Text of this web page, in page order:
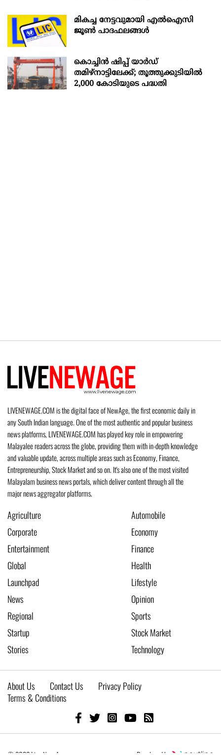
മികച്ച നേട്ടവുമായി എൽഐസി
ജൂൺ പാദഫലങ്ങൾ
കൊച്ചിന്‍ ഷിപ്പ് യാർഡ്
തമിഴ്നാട്ടിലേക്ക്; തൂത്തുക്കുടിയിൽ
2,000 കോടിയുടെ പദ്ധതി
LIVENEWAGE.COM is the digital face of NewAge, the first economic daily in
any South Indian language. One of the most authentic and popular business
news platforms, LIVENEWAGE.COM has played key role in empowering
Malayalee readers across the globe, providing them with in-depth knowledge
and valuable update, across multiple areas such as Economy, Finance,
Entrepreneurship, Stock Market and so on. It's also one of the most visited
Malayalam business news portals, which deliver content through all the
major news aggregator platforms.
Agriculture
Automobile
Corporate
Economy
Entertainment
Finance
Global
Health
Launchpad
Lifestyle
News
Opinion
Regional
Sports
Startup
Stock Market
Stories
Technology
About Us Contact Us
Privacy Policy
Terms & Conditions